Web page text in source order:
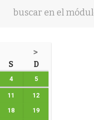
>
S D
4 5
11 12
18 19